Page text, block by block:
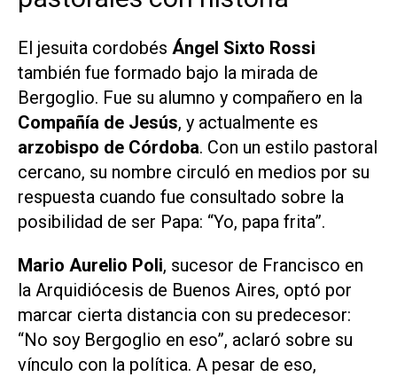
El jesuita cordobés Ángel Sixto Rossi
también fue formado bajo la mirada de
Bergoglio. Fue su alumno y compañero en la
Compañía de Jesús, y actualmente es
arzobispo de Córdoba. Con un estilo pastoral
cercano, su nombre circuló en medios por su
respuesta cuando fue consultado sobre la
posibilidad de ser Papa: “Yo, papa frita”.
Mario Aurelio Poli, sucesor de Francisco en
la Arquidiócesis de Buenos Aires, optó por
marcar cierta distancia con su predecesor:
“No soy Bergoglio en eso”, aclaró sobre su
vínculo con la política. A pesar de eso,